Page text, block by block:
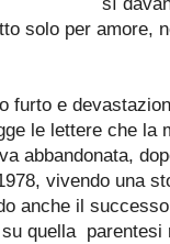
sì
solo per amore,
furto e
le lettere che la
abbandonata,
vivendo una
anche il
su quella